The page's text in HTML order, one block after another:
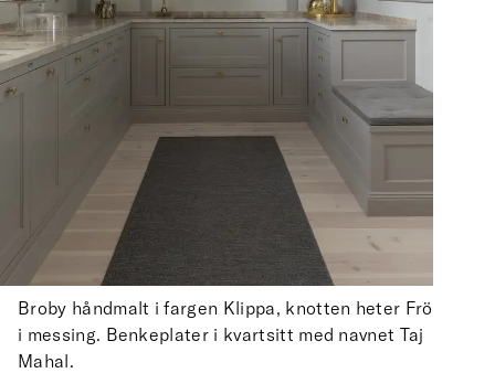
Broby håndmalt i fargen Klippa, knotten heter Frö
i messing. Benkeplater i kvartsitt med navnet Taj
Mahal.